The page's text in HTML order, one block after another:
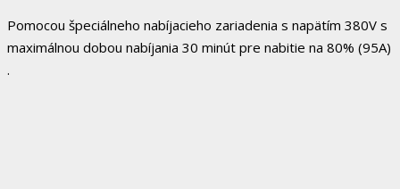
Pomocou špeciálneho nabíjacieho zariadenia s napätím 380V s
maximálnou dobou nabíjania 30 minút pre nabitie na 80% (95A)
.